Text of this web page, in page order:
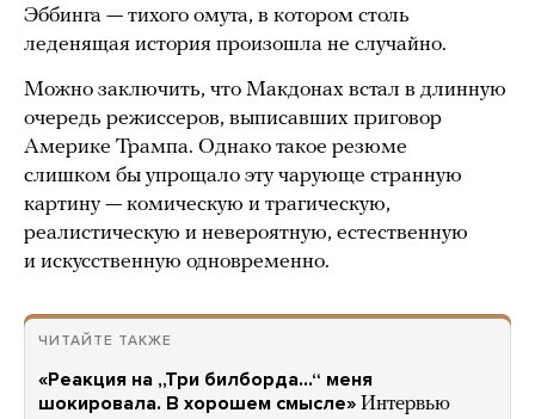
Эббинга — тихого омута, в котором столь
леденящая история произошла не случайно.
Можно заключить, что Макдонах встал в длинную
очередь режиссеров, выписавших приговор
Америке Трампа. Однако такое резюме
слишком бы упрощало эту чарующе странную
картину — комическую и трагическую,
реалистическую и невероятную, естественную
и искусственную одновременно.
ЧИТАЙТЕ ТАКЖЕ
«Реакция на „Три билборда…“ меня
шокировала. В хорошем смысле» Интервью